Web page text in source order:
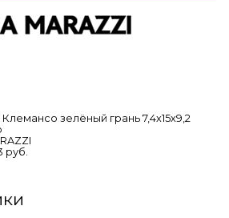
зелёный грань 7,4х15х9,2
руб.